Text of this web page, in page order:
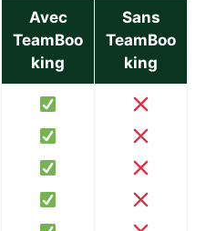
Avec
TeamBoo
king
Sans
TeamBoo
king